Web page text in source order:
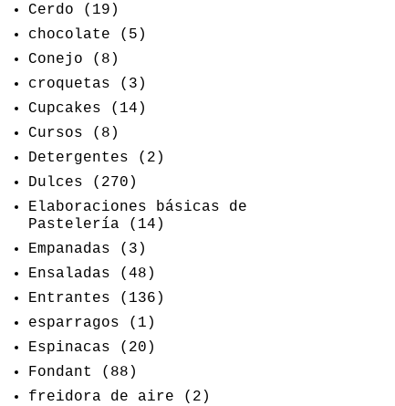
Cerdo
(19)
chocolate
(5)
Conejo
(8)
croquetas
(3)
Cupcakes
(14)
Cursos
(8)
Detergentes
(2)
Dulces
(270)
Elaboraciones básicas de
Pastelería
(14)
Empanadas
(3)
Ensaladas
(48)
Entrantes
(136)
esparragos
(1)
Espinacas
(20)
Fondant
(88)
freidora de aire
(2)